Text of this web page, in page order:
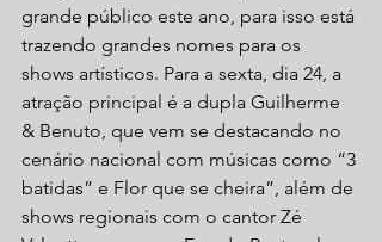
grande público este ano, para isso está
trazendo grandes nomes para os
shows artísticos. Para a sexta, dia 24, a
atração principal é a dupla Guilherme
& Benuto, que vem se destacando no
cenário nacional com músicas como “3
batidas” e Flor que se cheira”, além de
shows regionais com o cantor Zé